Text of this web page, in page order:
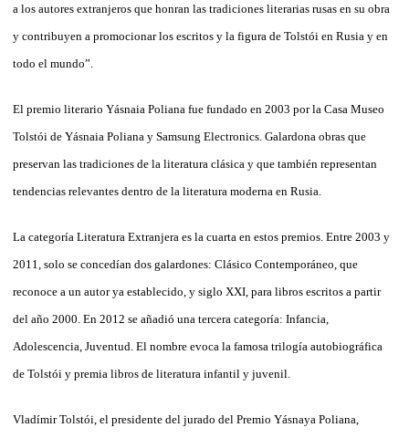
a los autores extranjeros que honran las tradiciones literarias rusas en su obra
y contribuyen a promocionar los escritos y la figura de Tolstói en Rusia y en
todo el mundo”.
El premio literario Yásnaia Poliana fue fundado en 2003 por la Casa Museo
Tolstói de Yásnaia Poliana y Samsung Electronics. Galardona obras que
preservan las tradiciones de la literatura clásica y que también representan
tendencias relevantes dentro de la literatura moderna en Rusia.
La categoría Literatura Extranjera es la cuarta en estos premios. Entre 2003 y
2011, solo se concedían dos galardones: Clásico Contemporáneo, que
reconoce a un autor ya establecido, y siglo XXI, para libros escritos a partir
del año 2000. En 2012 se añadió una tercera categoría: Infancia,
Adolescencia, Juventud. El nombre evoca la famosa trilogía autobiográfica
de Tolstói y premia libros de literatura infantil y juvenil.
Vladímir Tolstói, el presidente del jurado del Premio Yásnaya Poliana,